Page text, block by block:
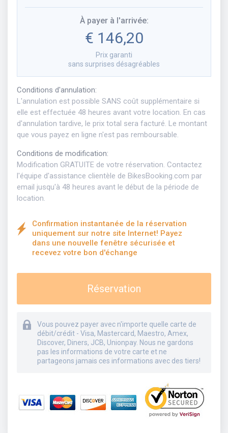
À payer à l'arrivée:
€ 146,20
Prix garanti
sans surprises désagréables
Conditions d'annulation:
L'annulation est possible SANS coût supplémentaire si
elle est effectuée 48 heures avant votre location. En cas
d'annulation tardive, le prix total sera facturé. Le montant
que vous payez en ligne n'est pas remboursable.
Conditions de modification:
Modification GRATUITE de votre réservation. Contactez
l'équipe d'assistance clientèle de BikesBooking.com par
email jusqu'à 48 heures avant le début de la période de
location.
Confirmation instantanée de la réservation
uniquement sur notre site Internet! Payez
dans une nouvelle fenêtre sécurisée et
recevez votre bon d'échange
Réservation
Vous pouvez payer avec n'importe quelle carte de
débit/crédit - Visa, Mastercard, Maestro, Amex,
Discover, Diners, JCB, Unionpay. Nous ne gardons
pas les informations de votre carte et ne
partageons jamais ces informations avec des tiers!